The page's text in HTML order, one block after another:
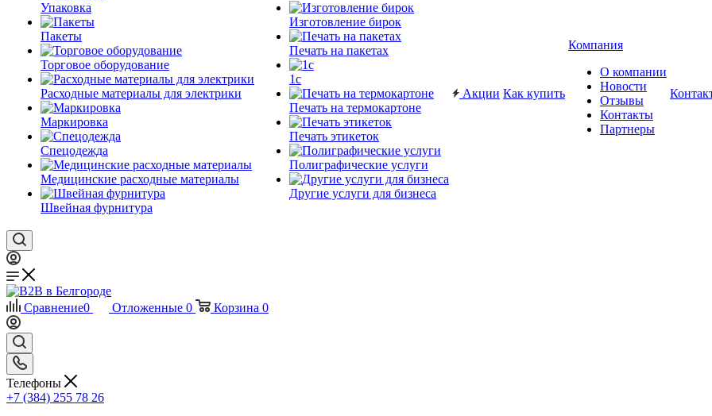
Упаковка
Пакеты
Торговое оборудование
Расходные материалы для электрики
Маркировка
Спецодежда
Медицинские расходные материалы
Швейная фурнитура
Изготовление бирок
Печать на пакетах
1c
Печать на термокартоне
Печать этикеток
Полиграфические услуги
Другие услуги для бизнеса
Акции Как купить
Компания
О компании
Новости
Отзывы
Контакты
Партнеры
Сравнение0 Отложенные 0 Корзина 0
Телефоны
+7 (384) 255 78 26